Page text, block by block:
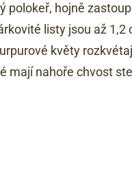
polokeř, hojně
listy jsou až 1,2
květy
mají nahoře chvost